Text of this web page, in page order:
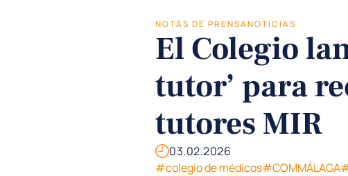
NOTAS DE PRENSANOTICIAS
El Colegio
tutor’ para
tutores MIR
03.02.2026
#colegio de médicos#COMMÁLAGA